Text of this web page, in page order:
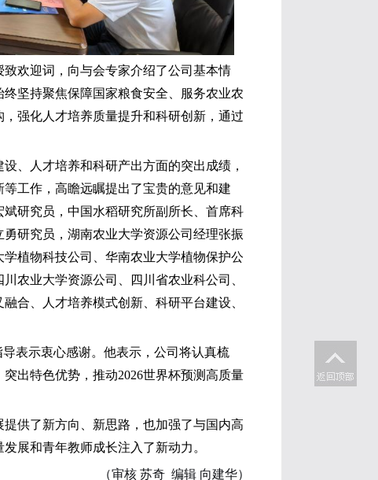
欢迎词，向与会专家介绍了公司基本情
坚持聚焦保障国家粮食安全、服务农业农
强化人才培养质量提升和科研创新，通过
、人才培养和科研产出方面的突出成绩，
工作，高瞻远瞩提出了宝贵的意见和建
研究员，中国水稻研究所副所长、首席科
研究员，湖南农业大学资源公司经理张振
植物科技公司、华南农业大学植物保护公
农业大学资源公司、四川省农业科公司、
合、人才培养模式创新、科研平台建设、
表示衷心感谢。他表示，公司将认真梳
出特色优势，推动2026世界杯预测高质量
供了新方向、新思路，也加强了与国内高
展和青年教师成长注入了新动力。
（审核 苏奇 编辑 向建华）